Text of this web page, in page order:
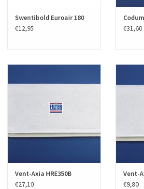
Swentibold Euroair 180
€12,95
€31,60
Vent-Axia HRE350B
€27,10
Vent-
€9,80